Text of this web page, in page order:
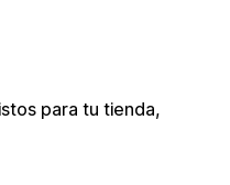
para tu tienda,